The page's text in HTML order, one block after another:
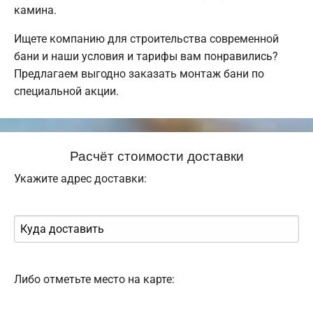
камина.
Ищете компанию для строительства современной
бани и наши условия и тарифы вам понравились?
Предлагаем выгодно заказать монтаж бани по
специальной акции.
Расчёт стоимости доставки
Укажите адрес доставки:
Либо отметьте место на карте: